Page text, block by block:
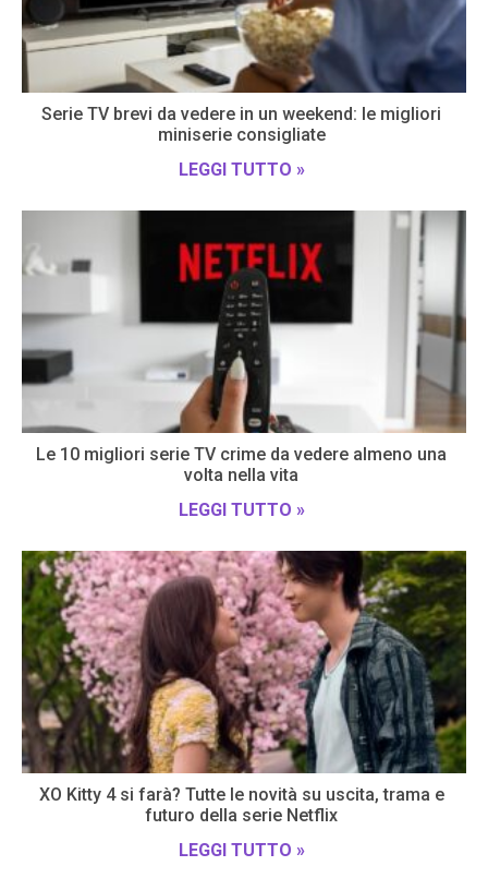
Serie TV brevi da vedere in un weekend: le migliori
miniserie consigliate
LEGGI TUTTO »
Le 10 migliori serie TV crime da vedere almeno una
volta nella vita
LEGGI TUTTO »
XO Kitty 4 si farà? Tutte le novità su uscita, trama e
futuro della serie Netflix
LEGGI TUTTO »